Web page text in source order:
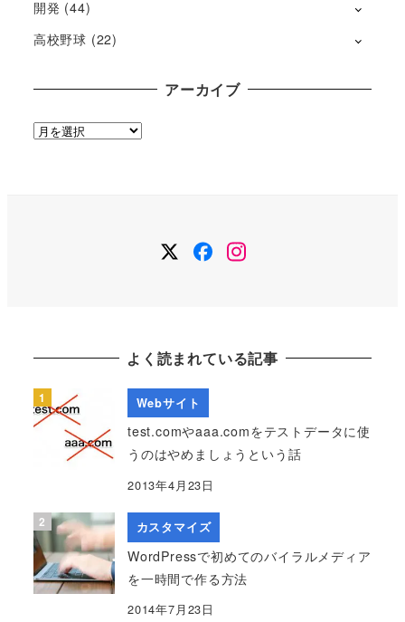
開発 (44)
高校野球 (22)
アーカイブ
ア
Twitter
Facebook
Instagram
よく読まれている記事
Webサイト
test.comやaaa.comをテストデータに使
うのはやめましょうという話
2013年4月23日
カスタマイズ
WordPressで初めてのバイラルメディア
を一時間で作る方法
2014年7月23日